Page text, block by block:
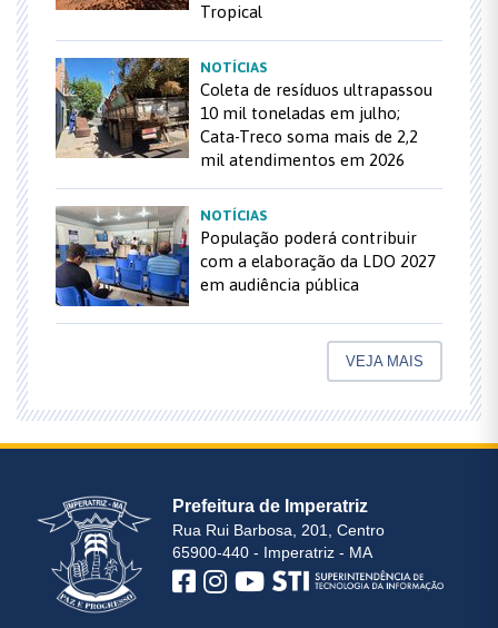
Tropical
NOTÍCIAS
Coleta de resíduos ultrapassou
10 mil toneladas em julho;
Cata-Treco soma mais de 2,2
mil atendimentos em 2026
NOTÍCIAS
População poderá contribuir
com a elaboração da LDO 2027
em audiência pública
VEJA MAIS
Prefeitura de Imperatriz
Rua Rui Barbosa, 201, Centro
65900-440 - Imperatriz - MA